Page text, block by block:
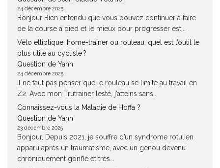
24 décembre 2025
Bonjour Bien entendu que vous pouvez continuer à faire
de la course à pied et le mieux pour progresser est...
Vélo elliptique, home-trainer ou rouleau, quel est l’outil le
plus utile au cycliste ?
Question de Yann
24 décembre 2025
Il ne faut pas penser que le rouleau se limite au travail en
Z2. Avec mon Trutrainer lesté, j’atteins sans...
Connaissez-vous la Maladie de Hoffa ?
Question de Yann
23 décembre 2025
Bonjour, Depuis 2021, je souffre d’un syndrome rotulien
apparu après un traumatisme, avec un genou devenu
chroniquement gonflé et très...